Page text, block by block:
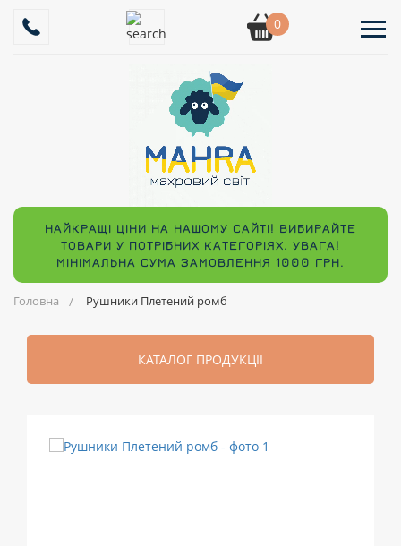
0
НАЙКРАЩІ ЦІНИ НА НАШОМУ САЙТІ! ВИБИРАЙТЕ
ТОВАРИ У ПОТРІБНИХ КАТЕГОРІЯХ. УВАГА!
МІНІМАЛЬНА СУМА ЗАМОВЛЕННЯ 1000 ГРН.
Головна Рушники Плетений ромб
КАТАЛОГ ПРОДУКЦІЇ